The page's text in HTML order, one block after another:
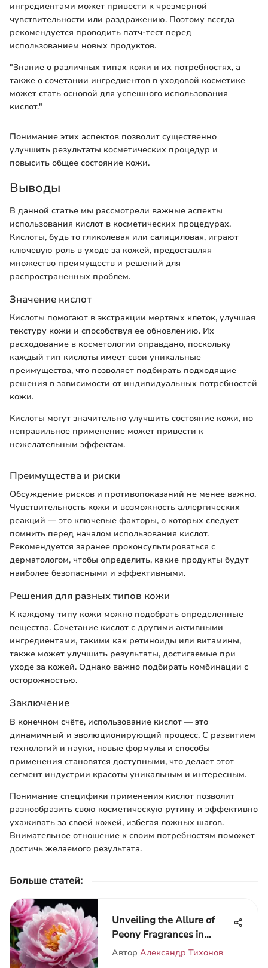
ингредиентами может привести к чрезмерной
чувствительности или раздражению. Поэтому всегда
рекомендуется проводить патч-тест перед
использованием новых продуктов.
"Знание о различных типах кожи и их потребностях, а
также о сочетании ингредиентов в уходовой косметике
может стать основой для успешного использования
кислот."
Понимание этих аспектов позволит существенно
улучшить результаты косметических процедур и
повысить общее состояние кожи.
Выводы
В данной статье мы рассмотрели важные аспекты
использования кислот в косметических процедурах.
Кислоты, будь то гликолевая или салициловая, играют
ключевую роль в уходе за кожей, предоставляя
множество преимуществ и решений для
распространенных проблем.
Значение кислот
Кислоты помогают в экстракции мертвых клеток, улучшая
текстуру кожи и способствуя ее обновлению. Их
расходование в косметологии оправдано, поскольку
каждый тип кислоты имеет свои уникальные
преимущества, что позволяет подбирать подходящие
решения в зависимости от индивидуальных потребностей
кожи.
Кислоты могут значительно улучшить состояние кожи, но
неправильное применение может привести к
нежелательным эффектам.
Преимущества и риски
Обсуждение рисков и противопоказаний не менее важно.
Чувствительность кожи и возможность аллергических
реакций — это ключевые факторы, о которых следует
помнить перед началом использования кислот.
Рекомендуется заранее проконсультироваться с
дерматологом, чтобы определить, какие продукты будут
наиболее безопасными и эффективными.
Решения для разных типов кожи
К каждому типу кожи можно подобрать определенные
вещества. Сочетание кислот с другими активными
ингредиентами, такими как ретиноиды или витамины,
также может улучшить результаты, достигаемые при
уходе за кожей. Однако важно подбирать комбинации с
осторожностью.
Заключение
В конечном счёте, использование кислот — это
динамичный и эволюционирующий процесс. С развитием
технологий и науки, новые формулы и способы
применения становятся доступными, что делает этот
сегмент индустрии красоты уникальным и интересным.
Понимание специфики применения кислот позволит
разнообразить свою косметическую рутину и эффективно
ухаживать за своей кожей, избегая ложных шагов.
Внимательное отношение к своим потребностям поможет
достичь желаемого результата.
Больше статей:
Unveiling the Allure of
Peony Fragrances in
Perfumery
Автор Александр Тихонов